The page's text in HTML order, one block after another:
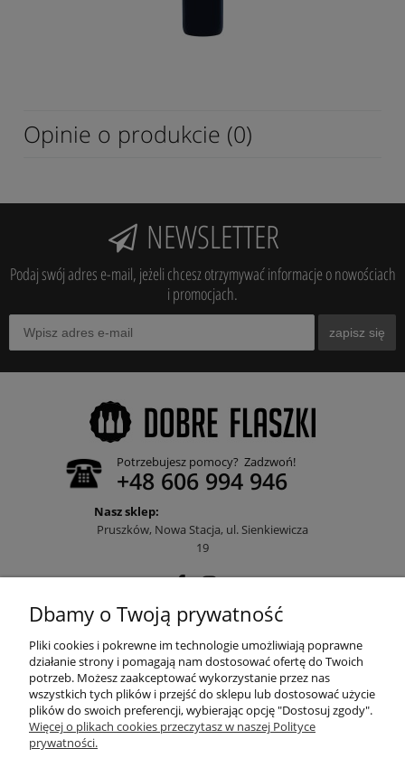
Opinie o produkcie (0)
NEWSLETTER
Podaj swój adres e-mail, jeżeli chcesz otrzymywać informacje o nowościach
i promocjach.
zapisz się
Potrzebujesz pomocy? Zadzwoń!
+48 606 994 946
Nasz sklep:
Pruszków, Nowa Stacja, ul. Sienkiewicza
19
POMOC
MOJE KONTO
Dbamy o Twoją prywatność
Pliki cookies i pokrewne im technologie umożliwiają poprawne
działanie strony i pomagają nam dostosować ofertę do Twoich
potrzeb. Możesz zaakceptować wykorzystanie przez nas
wszystkich tych plików i przejść do sklepu lub dostosować użycie
plików do swoich preferencji, wybierając opcję "Dostosuj zgody".
Więcej o plikach cookies przeczytasz w naszej Polityce
prywatności.